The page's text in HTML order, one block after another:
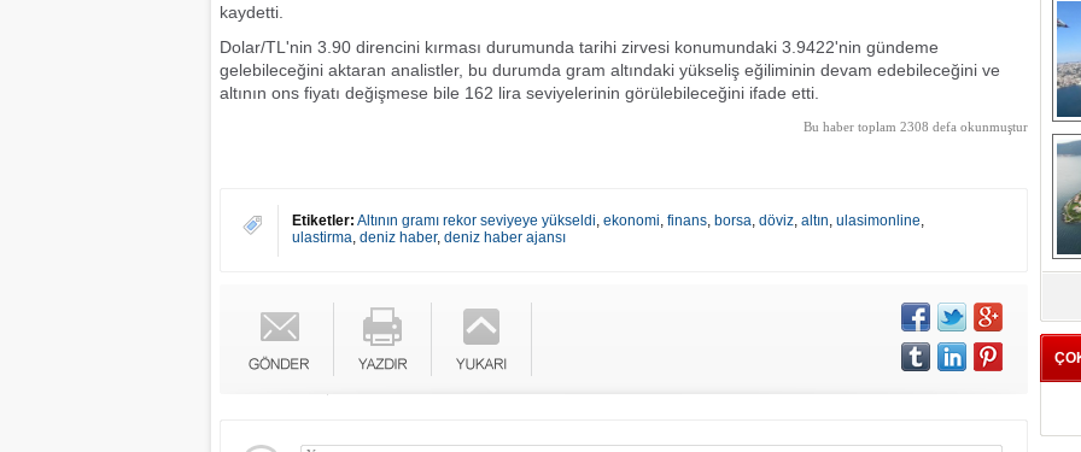
kaydetti.
Dolar/TL'nin 3.90 direncini kırması durumunda tarihi zirvesi konumundaki 3.9422'nin gündeme
gelebileceğini aktaran analistler, bu durumda gram altındaki yükseliş eğiliminin devam edebileceğini ve
altının ons fiyatı değişmese bile 162 lira seviyelerinin görülebileceğini ifade etti.
Bu haber toplam 2308 defa okunmuştur
Etiketler: Altının gramı rekor seviyeye yükseldi, ekonomi, finans, borsa, döviz, altın, ulasimonline,
ulastirma, deniz haber, deniz haber ajansı